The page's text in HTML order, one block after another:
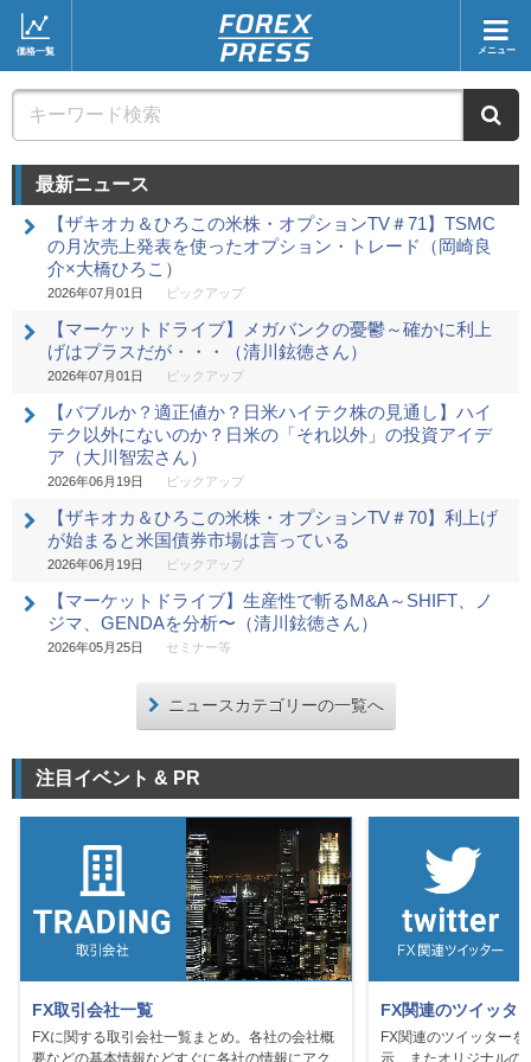
価格一覧 メニュー
ホーム ニュース
取引会社 マーケット
コラム・レポート
ツイッター 動画
最新ニュース
【ザキオカ＆ひろこの米株・オプションTV＃71】TSMC
の月次売上発表を使ったオプション・トレード（岡崎良
介×大橋ひろこ）
2026年07月01日 ピックアップ
【マーケットドライブ】メガバンクの憂鬱～確かに利上
げはプラスだが・・・（清川鉉徳さん）
2026年07月01日 ピックアップ
【バブルか？適正値か？日米ハイテク株の見通し】ハイ
テク以外にないのか？日米の「それ以外」の投資アイデ
ア（大川智宏さん）
2026年06月19日 ピックアップ
【ザキオカ＆ひろこの米株・オプションTV＃70】利上げ
が始まると米国債券市場は言っている
2026年06月19日 ピックアップ
【マーケットドライブ】生産性で斬るM&A～SHIFT、ノ
ジマ、GENDAを分析〜（清川鉉徳さん）
2026年05月25日 セミナー等
ニュースカテゴリーの一覧へ
注目イベント & PR
FX取引会社一覧
FXに関する取引会社一覧まとめ。各社の会社概
要などの基本情報などすぐに各社の情報にアク
FX関連のツイッタ
FX関連のツイッター
示、またオリジナルの